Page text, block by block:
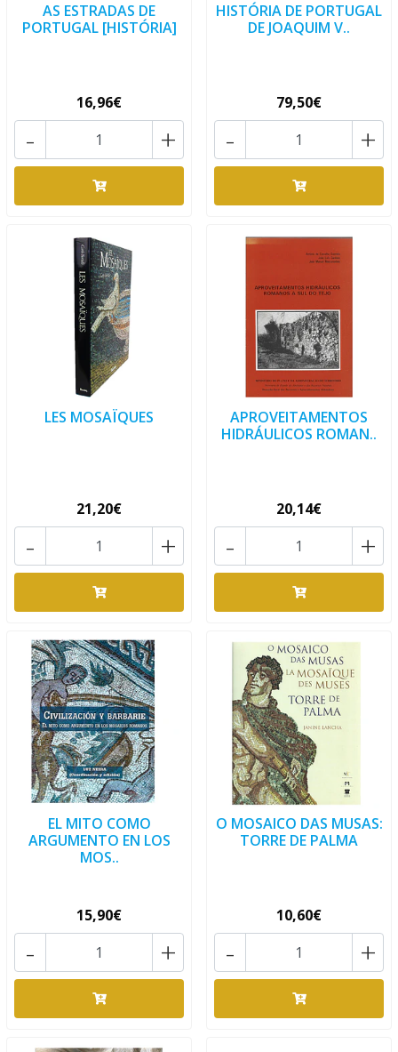
AS ESTRADAS DE
PORTUGAL [HISTÓRIA]
16,96€
+
-
HISTÓRIA DE PORTUGAL
DE JOAQUIM V..
79,50€
+
-
LES MOSAÏQUES
21,20€
+
-
APROVEITAMENTOS
HIDRÁULICOS ROMAN..
20,14€
+
-
EL MITO COMO
ARGUMENTO EN LOS
MOS..
15,90€
+
-
O MOSAICO DAS MUSAS:
TORRE DE PALMA
10,60€
+
-